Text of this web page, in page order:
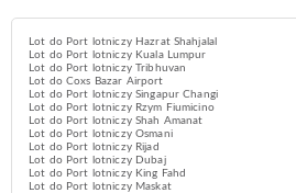
Lot do Port lotniczy Hazrat Shahjalal
Lot do Port lotniczy Kuala Lumpur
Lot do Port lotniczy Tribhuvan
Lot do Coxs Bazar Airport
Lot do Port lotniczy Singapur Changi
Lot do Port lotniczy Rzym Fiumicino
Lot do Port lotniczy Shah Amanat
Lot do Port lotniczy Osmani
Lot do Port lotniczy Rijad
Lot do Port lotniczy Dubaj
Lot do Port lotniczy King Fahd
Lot do Port lotniczy Maskat